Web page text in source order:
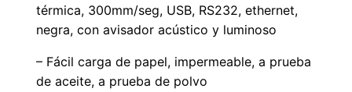
térmica, 300mm/seg, USB, RS232, ethernet,
negra, con avisador acústico y luminoso
– Fácil carga de papel, impermeable, a prueba
de aceite, a prueba de polvo